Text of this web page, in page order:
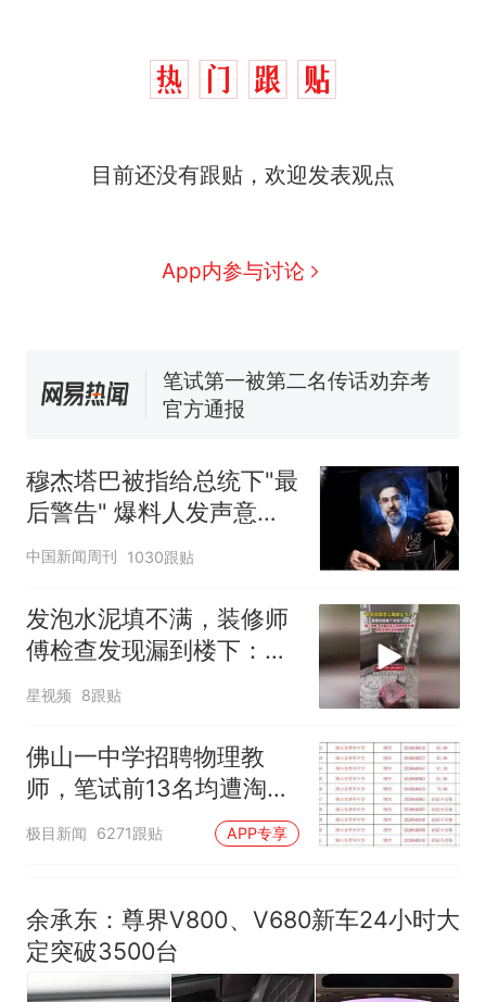
目前还没有跟贴，欢迎发表观点
App内参与讨论
人生
新 费大厨“全国小炒肉大王”称
号，仅凭视频评出？中国烹饪
来源：参考消息）
笔试第一被第二名传话劝弃考
官方通报
试前13名均遭淘汰？教育局：
已叫停招聘，成立调查组全面
核查
台风"白海豚"中心附近最大风
力已达15级 最新研判
热 那个在床头放菜刀的女孩，
人生
穆杰塔巴被指给总统下"最
后警告" 爆料人发声意味
深长
中国新闻周刊 1030跟贴
发泡水泥填不满，装修师
傅检查发现漏到楼下：出
风口未延伸到外墙
星视频 8跟贴
佛山一中学招聘物理教
师，笔试前13名均遭淘
汰？教育局：已叫停招
聘，成立调查组全面核查
极目新闻 6271跟贴 APP专享
余承东：尊界V800、V680新车24小时大
定突破3500台